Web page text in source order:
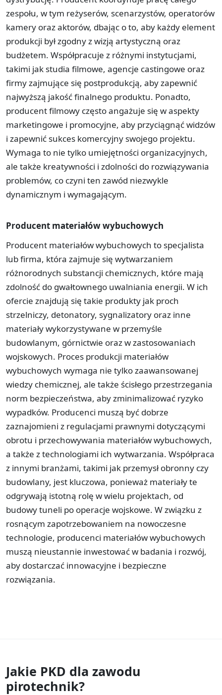
zespołu, w tym reżyserów, scenarzystów, operatorów
kamery oraz aktorów, dbając o to, aby każdy element
produkcji był zgodny z wizją artystyczną oraz
budżetem. Współpracuje z różnymi instytucjami,
takimi jak studia filmowe, agencje castingowe oraz
firmy zajmujące się postprodukcją, aby zapewnić
najwyższą jakość finalnego produktu. Ponadto,
producent filmowy często angażuje się w aspekty
marketingowe i promocyjne, aby przyciągnąć widzów
i zapewnić sukces komercyjny swojego projektu.
Wymaga to nie tylko umiejętności organizacyjnych,
ale także kreatywności i zdolności do rozwiązywania
problemów, co czyni ten zawód niezwykle
dynamicznym i wymagającym.
Producent materiałów wybuchowych
Producent materiałów wybuchowych to specjalista
lub firma, która zajmuje się wytwarzaniem
różnorodnych substancji chemicznych, które mają
zdolność do gwałtownego uwalniania energii. W ich
ofercie znajdują się takie produkty jak proch
strzelniczy, detonatory, sygnalizatory oraz inne
materiały wykorzystywane w przemyśle
budowlanym, górnictwie oraz w zastosowaniach
wojskowych. Proces produkcji materiałów
wybuchowych wymaga nie tylko zaawansowanej
wiedzy chemicznej, ale także ścisłego przestrzegania
norm bezpieczeństwa, aby zminimalizować ryzyko
wypadków. Producenci muszą być dobrze
zaznajomieni z regulacjami prawnymi dotyczącymi
obrotu i przechowywania materiałów wybuchowych,
a także z technologiami ich wytwarzania. Współpraca
z innymi branżami, takimi jak przemysł obronny czy
budowlany, jest kluczowa, ponieważ materiały te
odgrywają istotną rolę w wielu projektach, od
budowy tuneli po operacje wojskowe. W związku z
rosnącym zapotrzebowaniem na nowoczesne
technologie, producenci materiałów wybuchowych
muszą nieustannie inwestować w badania i rozwój,
aby dostarczać innowacyjne i bezpieczne
rozwiązania.
Jakie PKD dla zawodu
pirotechnik?